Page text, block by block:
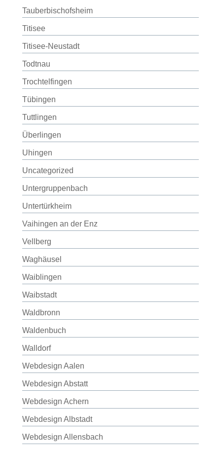
Tauberbischofsheim
Titisee
Titisee-Neustadt
Todtnau
Trochtelfingen
Tübingen
Tuttlingen
Überlingen
Uhingen
Uncategorized
Untergruppenbach
Untertürkheim
Vaihingen an der Enz
Vellberg
Waghäusel
Waiblingen
Waibstadt
Waldbronn
Waldenbuch
Walldorf
Webdesign Aalen
Webdesign Abstatt
Webdesign Achern
Webdesign Albstadt
Webdesign Allensbach